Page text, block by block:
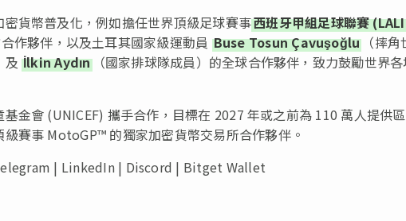
貨幣普及化，例如擔任世界頂級足球賽事西班牙甲組足球聯賽
作夥伴，以及土耳其國家級運動員 Buse Tosun Çavuşoğlu （摔
及İlkin Aydın（國家排球隊成員）的全球合作夥伴，致力鼓勵世界
金會 (UNICEF) 攜手合作，目標在 2027 年或之前為 110 萬人提供
賽事 MotoGP™ 的獨家加密貨幣交易所合作夥伴。
| LinkedIn | Discord | Bitget Wallet